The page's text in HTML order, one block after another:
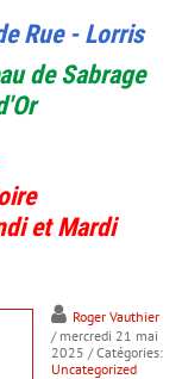
Rue - Lorris
de Sabrage
et Mardi
Roger Vauthier
/ mercredi 21 mai
2025 / Catégories:
Uncategorized